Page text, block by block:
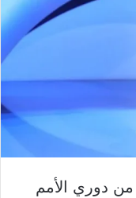
من دوري الأمم